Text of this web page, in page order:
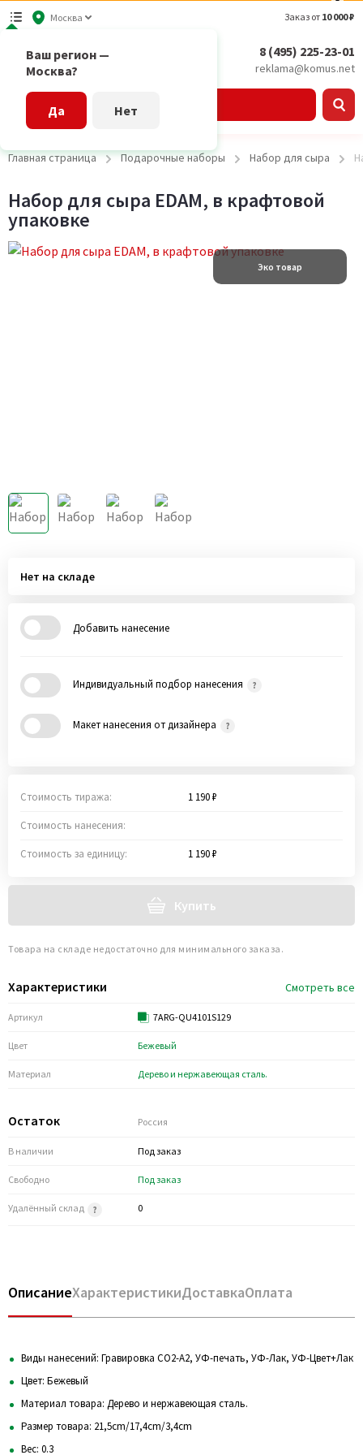
Москва
Ваш регион —
Москва?
Да Нет
Заказ от 10 000 ₽
8 (495) 225-23-01
reklama@komus.net
Главная страница Подарочные наборы Набор для сыра
Набор для сыра EDAM, в крафтовой
упаковке
Эко товар
Характеристики Смотреть все
Артикул 7ARG-QU4101S129
Цвет Бежевый
Материал Дерево и нержавеющая сталь.
Остаток Россия
В наличии Под заказ
Свободно Под заказ
Удалённый склад 0
Нет на складе
Добавить нанесение
Индивидуальный подбор нанесения
Макет нанесения от дизайнера
Стоимость тиража: 1 190 ₽
Стоимость нанесения:
Стоимость за единицу: 1 190 ₽
Купить
Товара на складе недостаточно для минимального заказа.
ОписаниеХарактеристикиДоставкаОплата
Виды нанесений: Гравировка CO2-А2, УФ-печать, УФ-Лак, УФ-Цвет+Лак
Цвет: Бежевый
Материал товара: Дерево и нержавеющая сталь.
Размер товара: 21,5cm/17,4cm/3,4cm
Вес: 0.3